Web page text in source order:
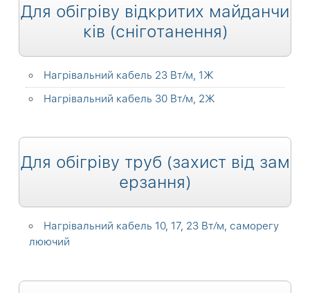
Для обігріву відкритих майданчи
ків (сніготанення)
Нагрівальний кабель 23 Вт⁄м, 1Ж
Нагрівальний кабель 30 Вт⁄м, 2Ж
Для обігріву труб (захист від зам
ерзання)
Нагрівальний кабель 10, 17, 23 Вт⁄м, саморегу
люючий